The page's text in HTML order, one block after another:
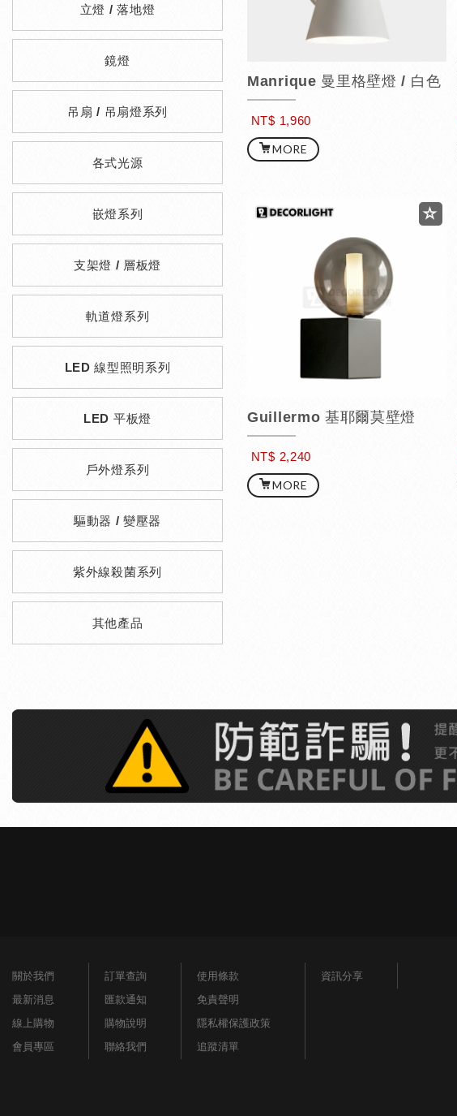
立燈 / 落地燈
鏡燈
吊扇 / 吊扇燈系列
各式光源
嵌燈系列
支架燈 / 層板燈
軌道燈系列
LED 線型照明系列
LED 平板燈
戶外燈系列
驅動器 / 變壓器
紫外線殺菌系列
其他產品
Manrique 曼里格壁燈 / 白色
NT$ 1,960
MORE
Guillermo 基耶爾莫壁燈
NT$ 2,240
MORE
關於我們
最新消息
線上購物
會員專區
訂單查詢
匯款通知
購物說明
聯絡我們
使用條款
免責聲明
隱私權保護政策
追蹤清單
資訊分享